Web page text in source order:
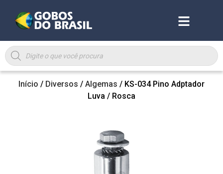
Início / Diversos / Algemas / KS-034 Pino Adptador
Luva / Rosca